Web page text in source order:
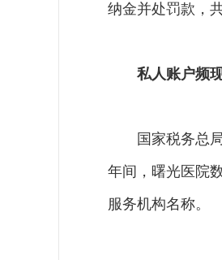
纳金并处罚款，
私人账户频
国家税务总
年间，曙光医院
服务机构名称。